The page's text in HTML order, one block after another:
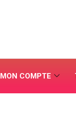
MON COMPTE